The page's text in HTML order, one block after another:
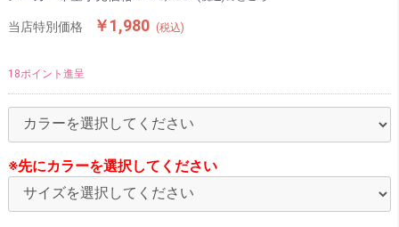
当店特別価格 ￥1,980 (税込)
18ポイント進呈
※先にカラーを選択してください